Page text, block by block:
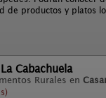
de productos y platos
Cabachuela
Rurales en